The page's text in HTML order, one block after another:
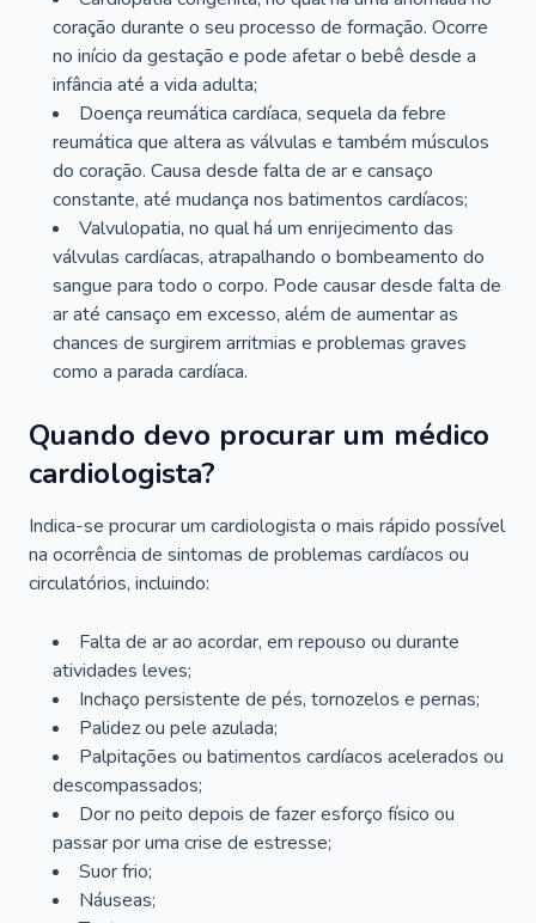
coração durante o seu processo de formação. Ocorre
no início da gestação e pode afetar o bebê desde a
infância até a vida adulta;
Doença reumática cardíaca, sequela da febre
reumática que altera as válvulas e também músculos
do coração. Causa desde falta de ar e cansaço
constante, até mudança nos batimentos cardíacos;
Valvulopatia, no qual há um enrijecimento das
válvulas cardíacas, atrapalhando o bombeamento do
sangue para todo o corpo. Pode causar desde falta de
ar até cansaço em excesso, além de aumentar as
chances de surgirem arritmias e problemas graves
como a parada cardíaca.
Quando devo procurar um médico
cardiologista?
Indica-se procurar um cardiologista o mais rápido possível
na ocorrência de sintomas de problemas cardíacos ou
circulatórios, incluindo:
Falta de ar ao acordar, em repouso ou durante
atividades leves;
Inchaço persistente de pés, tornozelos e pernas;
Palidez ou pele azulada;
Palpitações ou batimentos cardíacos acelerados ou
descompassados;
Dor no peito depois de fazer esforço físico ou
passar por uma crise de estresse;
Suor frio;
Náuseas;